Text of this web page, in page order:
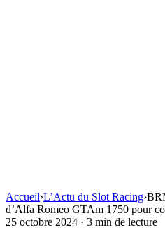
Accueil›L’Actu du Slot Racing›
d’Alfa Romeo GTAm 1750 pour
25 octobre 2024 · 3 min de lecture